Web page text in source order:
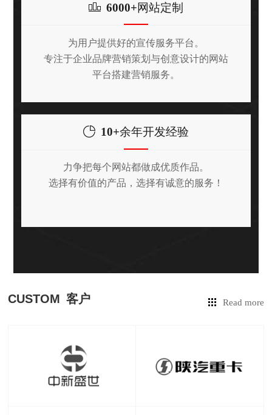
6000+网站定制
为用户提供好的宣传服务平台。
专注于企业品牌营销策划与创意设计的网站
平台搭建营销服务。
10+余年开发经验
力争把每个网站都做成优质作品。
选择有价值的产品，选择有诚意的服务！
CUSTOM 客户 Read more